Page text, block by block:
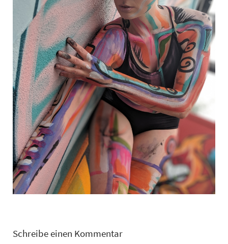
Schreibe einen Kommentar